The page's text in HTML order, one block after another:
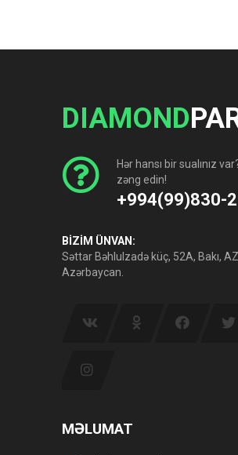
DIAMOND
Hər hansı bir sualınız
zəng edin!
+994(99)830-
BİZİM ÜNVAN:
Səttar Bəhlulzadə küç, 52A, Bakı,
Azərbaycan.
MƏLUMAT